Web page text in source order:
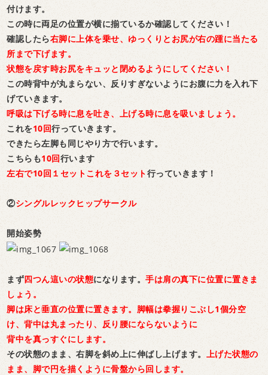
付けます。
この時に両足の位置が横に揃ているか確認してください！
確認したら右脚に上体を乗せ、ゆっくりとお尻が右の踵に当たる
所まで下げます。
状態を戻す時お尻をキュッと閉めるようにしてください！
この時背中が丸まらない、反りすぎないようにお腹に力を入れ下
げていきます。
呼吸は下げる時に息を吐き、上げる時に息を吸いましょう。
これを10回行っていきます。
できたら左脚も同じやり方で行います。
こちらも10回行います
左右で10回１セットこれを３セット行っていきます！
②シングルレックヒップサークル
開始姿勢
まず四つん這いの状態になります。手は肩の真下に位置に置きま
しょう。
脚は床と垂直の位置に置きます。脚幅は拳握りこぶし1個分空
け、背中は丸まったり、反り腰にならないように
背中を真っすぐにします。
その状態のまま、右脚を斜め上に伸ばし上げます。
上げた状態の
まま、脚で円を描くように骨盤から回します。